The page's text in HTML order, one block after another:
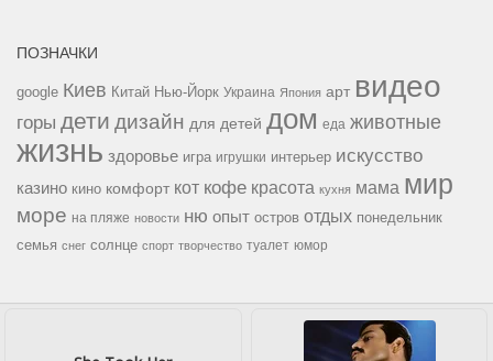
ПОЗНАЧКИ
google Киев Китай Нью-Йорк Украина Япония арт видео
горы дети дизайн для детей дом еда животные
жизнь здоровье игра игрушки интерьер искусство
казино кино комфорт кот кофе красота кухня мама мир
море на пляже новости ню опыт остров отдых понедельник
семья снег солнце спорт творчество туалет юмор